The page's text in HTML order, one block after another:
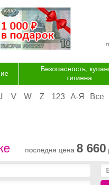
Безопасность,
гигиена
V W Z 123 А-Я Все
последня цена 8 660